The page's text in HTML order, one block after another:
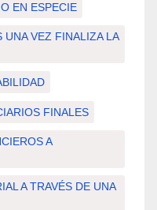
EN ESPECIE
UNA VEZ FINALIZA LA
FINALES
A
A TRAVÉS DE UNA